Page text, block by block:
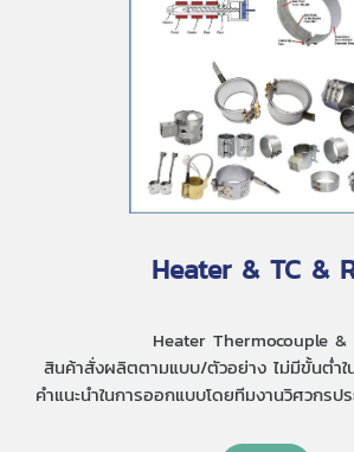
Heater & TC &
Heater Thermocouple &
สินค้าสั่งผลิตตามแบบ/ตัวอย่าง ไม่มีขั้นต่ำ
คำแนะนำในการออกแบบโดยทีมงานวิศวกร